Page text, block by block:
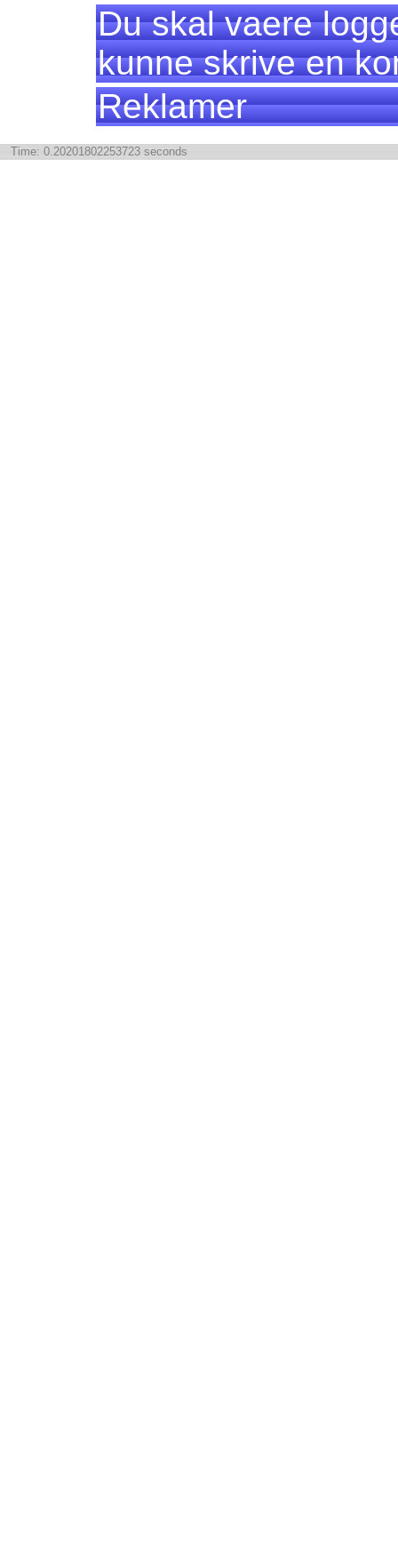
Du skal vaere
kunne skrive en
Reklamer
Time: 0.20201802253723 seconds